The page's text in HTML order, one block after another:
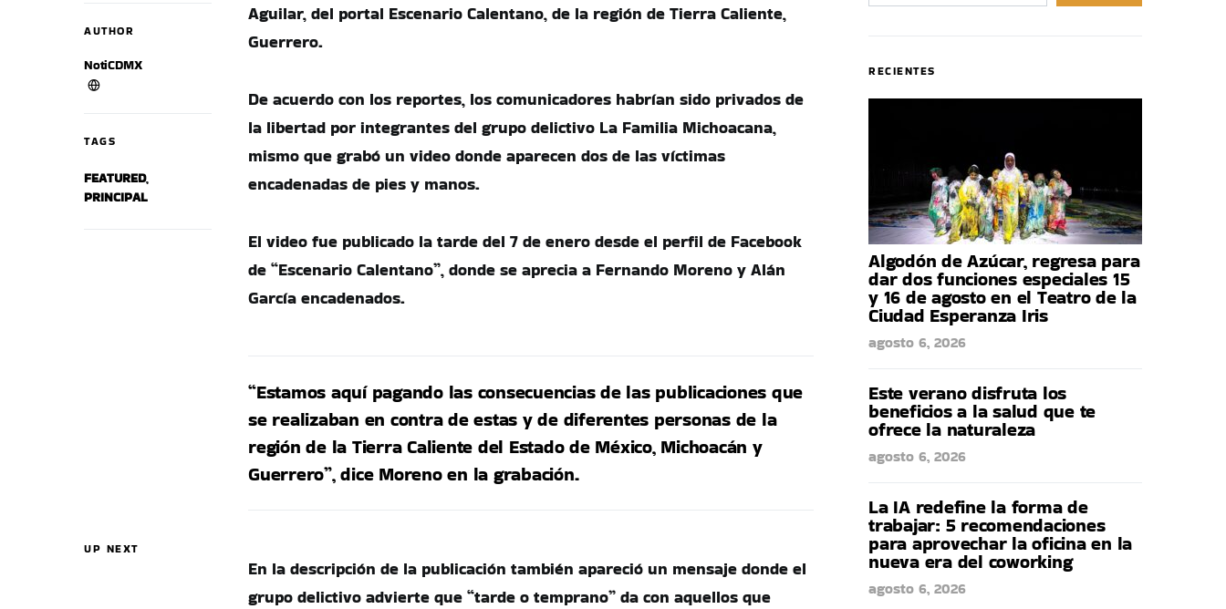
UP NEXT
AUTHOR
NotiCDMX
TAGS
FEATURED,
PRINCIPAL
Aguilar, del portal Escenario Calentano, de la región de Tierra Caliente,
Guerrero.
De acuerdo con los reportes, los comunicadores habrían sido privados de
la libertad por integrantes del grupo delictivo La Familia Michoacana,
mismo que grabó un video donde aparecen dos de las víctimas
encadenadas de pies y manos.
El video fue publicado la tarde del 7 de enero desde el perfil de Facebook
de “Escenario Calentano”, donde se aprecia a Fernando Moreno y Alán
García encadenados.
“Estamos aquí pagando las consecuencias de las publicaciones que
se realizaban en contra de estas y de diferentes personas de la
región de la Tierra Caliente del Estado de México, Michoacán y
Guerrero”, dice Moreno en la grabación.
En la descripción de la publicación también apareció un mensaje donde el
grupo delictivo advierte que “tarde o temprano” da con aquellos que
RECIENTES
Algodón de Azúcar, regresa para
dar dos funciones especiales 15
y 16 de agosto en el Teatro de la
Ciudad Esperanza Iris
agosto 6, 2026
Este verano disfruta los
beneficios a la salud que te
ofrece la naturaleza
agosto 6, 2026
La IA redefine la forma de
trabajar: 5 recomendaciones
para aprovechar la oficina en la
nueva era del coworking
agosto 6, 2026